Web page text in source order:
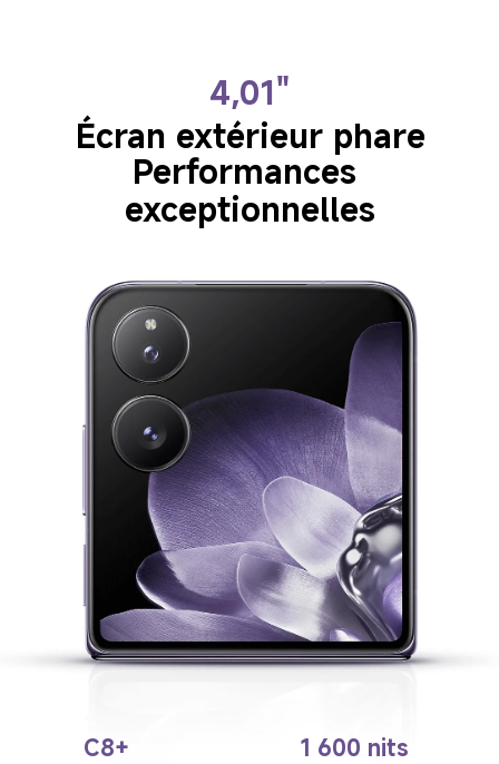
4,01"
Performances
exceptionnelles
C8+ 1 600 nits